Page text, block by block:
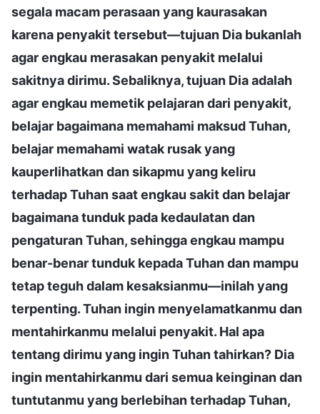
segala macam perasaan yang kaurasakan
karena penyakit tersebut—tujuan Dia bukanlah
agar engkau merasakan penyakit melalui
sakitnya dirimu. Sebaliknya, tujuan Dia adalah
agar engkau memetik pelajaran dari penyakit,
belajar bagaimana memahami maksud Tuhan,
belajar memahami watak rusak yang
kauperlihatkan dan sikapmu yang keliru
terhadap Tuhan saat engkau sakit dan belajar
bagaimana tunduk pada kedaulatan dan
pengaturan Tuhan, sehingga engkau mampu
benar-benar tunduk kepada Tuhan dan mampu
tetap teguh dalam kesaksianmu—inilah yang
terpenting. Tuhan ingin menyelamatkanmu dan
mentahirkanmu melalui penyakit. Hal apa
tentang dirimu yang ingin Tuhan tahirkan? Dia
ingin mentahirkanmu dari semua keinginan dan
tuntutanmu yang berlebihan terhadap Tuhan,